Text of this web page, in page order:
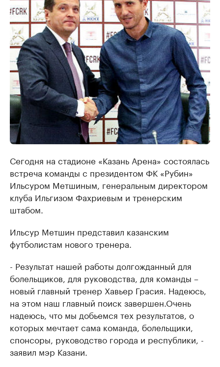
Сегодня на стадионе «Казань Арена» состоялась
встреча команды с президентом ФК «Рубин»
Ильсуром Метшиным, генеральным директором
клуба Ильгизом Фахриевым и тренерским
штабом.
Ильсур Метшин представил казанским
футболистам нового тренера.
- Результат нашей работы долгожданный для
болельщиков, для руководства, для команды –
новый главный тренер Хавьер Грасия. Надеюсь,
на этом наш главный поиск завершен.Очень
надеюсь, что мы добьемся тех результатов, о
которых мечтает сама команда, болельщики,
спонсоры, руководство города и республики, -
заявил мэр Казани.